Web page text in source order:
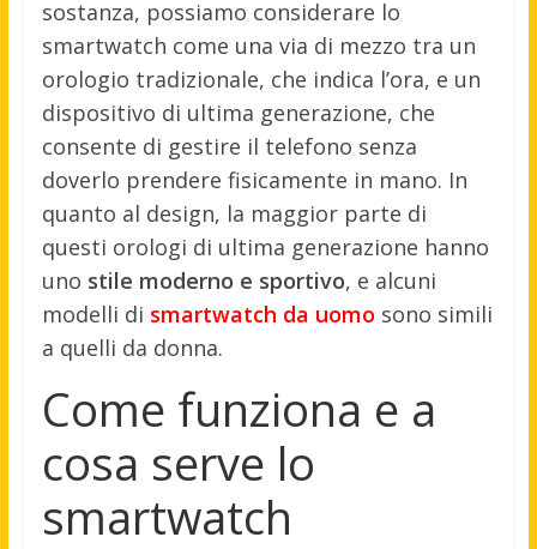
sostanza, possiamo considerare lo
smartwatch come una via di mezzo tra un
orologio tradizionale, che indica l’ora, e un
dispositivo di ultima generazione, che
consente di gestire il telefono senza
doverlo prendere fisicamente in mano. In
quanto al design, la maggior parte di
questi orologi di ultima generazione hanno
uno stile moderno e sportivo, e alcuni
modelli di smartwatch da uomo sono simili
a quelli da donna.
Come funziona e a
cosa serve lo
smartwatch